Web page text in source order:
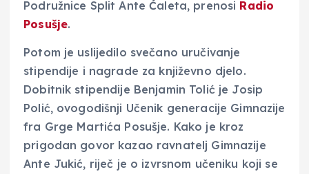
Podružnice Split Ante Ćaleta, prenosi Radio
Posušje.
Potom je uslijedilo svečano uručivanje
stipendije i nagrade za književno djelo.
Dobitnik stipendije Benjamin Tolić je Josip
Polić, ovogodišnji Učenik generacije Gimnazije
fra Grge Martića Posušje. Kako je kroz
prigodan govor kazao ravnatelj Gimnazije
Ante Jukić, riječ je o izvrsnom učeniku koji se